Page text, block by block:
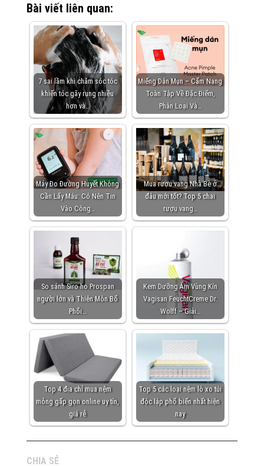
Bài viết liên quan:
7 sai lầm khi chăm sóc tóc
khiến tóc gãy rụng nhiều
hơn và…
Miếng Dán Mụn – Cẩm Nang
Toàn Tập Về Đặc Điểm,
Phân Loại Và…
Máy Đo Đường Huyết Không
Cần Lấy Máu: Có Nên Tin
Vào Công…
Mua rượu vang Nhà Bè ở
đâu mới tốt? Top 5 chai
rượu vang…
So sánh Siro ho Prospan
người lớn và Thiên Môn Bổ
Phổi…
Kem Dưỡng Ẩm Vùng Kín
Vagisan FeuchtCreme Dr.
Wolff – Giải…
Top 4 địa chỉ mua nệm
mỏng gấp gọn online uy tín,
giá rẻ
Top 5 các loại nệm lò xo túi
độc lập phổ biến nhất hiện
nay
CHIA SẺ